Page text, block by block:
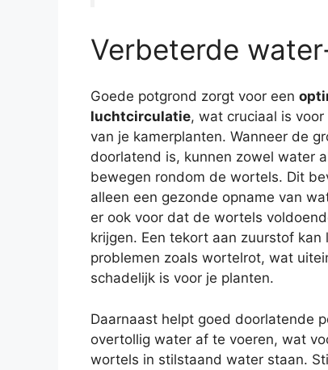
Verbeterde
Goede potgrond zorgt voor een
luchtcirculatie, wat cruciaal is
van je kamerplanten. Wanneer de
doorlatend is, kunnen zowel water
bewegen rondom de wortels. Dit
alleen een gezonde opname van
er ook voor dat de wortels
krijgen. Een tekort aan zuurstof kan
problemen zoals wortelrot, wat
schadelijk is voor je planten.
Daarnaast helpt goed doorlatende
overtollig water af te voeren, wat
wortels in stilstaand water staan.